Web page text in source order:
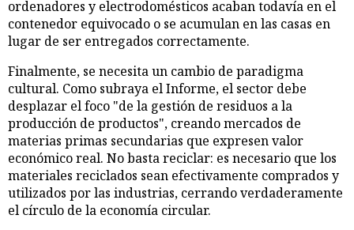
ordenadores y electrodomésticos acaban todavía en el
contenedor equivocado o se acumulan en las casas en
lugar de ser entregados correctamente.
Finalmente, se necesita un cambio de paradigma
cultural. Como subraya el Informe, el sector debe
desplazar el foco "de la gestión de residuos a la
producción de productos", creando mercados de
materias primas secundarias que expresen valor
económico real. No basta reciclar: es necesario que los
materiales reciclados sean efectivamente comprados y
utilizados por las industrias, cerrando verdaderamente
el círculo de la economía circular.